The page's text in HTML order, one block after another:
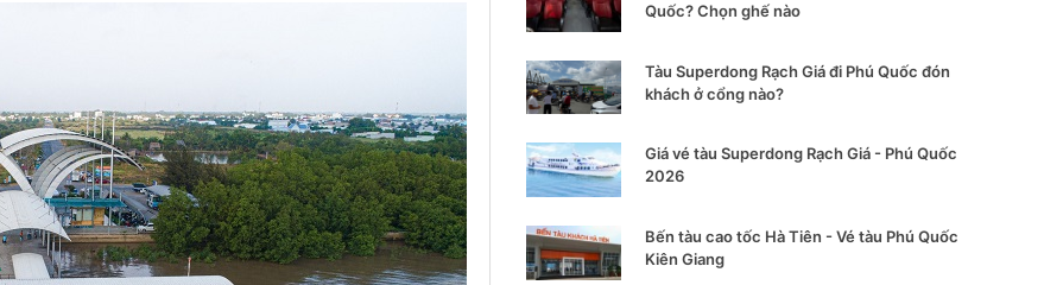
Quốc? Chọn ghế nào
Tàu Superdong Rạch Giá đi Phú Quốc đón
khách ở cổng nào?
Giá vé tàu Superdong Rạch Giá - Phú Quốc
2026
Bến tàu cao tốc Hà Tiên - Vé tàu Phú Quốc
Kiên Giang